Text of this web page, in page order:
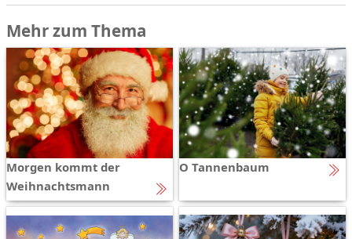
Mehr zum Thema
Morgen kommt der
Weihnachtsmann
O Tannenbaum